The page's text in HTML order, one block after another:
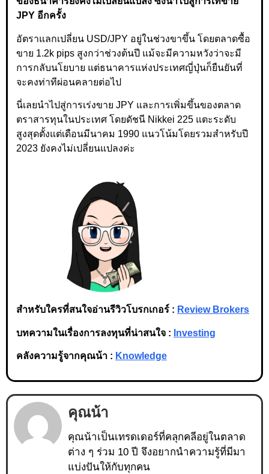
JPY อีกครั้ง
อัตราแลกเปลี่ยน USD/JPY อยู่ในช่วงขาขึ้น โดยตลาดซื้อ
ขาย 1.2k pips สูงกว่าช่วงต้นปี แม้จะมีความหวังว่าจะมี
การกลับนโยบาย แต่ธนาคารแห่งประเทศญี่ปุ่นก็ยืนยันที่
จะคงท่าทีผ่อนคลายต่อไป
นี่เลยนำไปสู่การเร่งขาย JPY และการเพิ่มขึ้นของตลาด
ตราสารทุนในประเทศ โดยดัชนี Nikkei 225 แตะระดับ
สูงสุดตั้งแต่เดือนมีนาคม 1990 แนวโน้มโดยรวมสำหรับปี
2023 ยังคงไม่เปลี่ยนแปลงค่ะ
สำหรับใครที่สนใจอ่านรีวิวโบรกเกอร์ : Review Brokers
บทความในเรื่องการลงทุนที่น่าสนใจ : Investing
คลังความรู้จากคุณน้า : Knowledge
คุณน้า
คุณน้าเป็นเทรดเดอร์ที่คลุกคลีอยู่ในตลาด
ต่าง ๆ ร่วม 10 ปี จึงอยากนำความรู้ที่มีมา
แบ่งปันให้กับทุกคน